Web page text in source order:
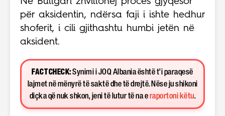
për aksidentin, ndërsa faji i ishte hedhur
shoferit, i cili gjithashtu humbi jetën në
aksident.
FACT CHECK:Synimi i JOQ Albania është t’i paraqesë
lajmet në mënyrë të saktë dhe të drejtë. Nëse ju shikoni
diçka që nuk shkon, jeni të lutur të na e raportoni këtu.